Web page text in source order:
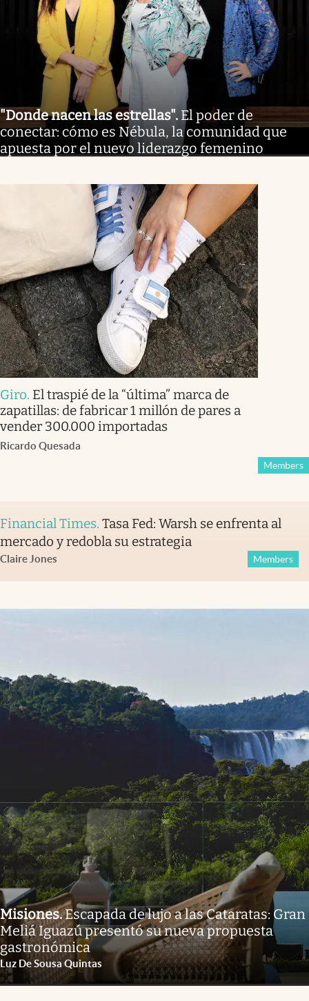
"Donde nacen las estrellas". El poder de
conectar: cómo es Nébula, la comunidad que
apuesta por el nuevo liderazgo femenino
Giro. El traspié de la “última” marca de
zapatillas: de fabricar 1 millón de pares a
vender 300.000 importadas
Ricardo Quesada
Members
Financial Times. Tasa Fed: Warsh se enfrenta al
mercado y redobla su estrategia
Claire Jones Members
Misiones.Escapada de lujo a las Cataratas: Gran
Meliá Iguazú presentó su nueva propuesta
gastronómica
Luz De Sousa Quintas